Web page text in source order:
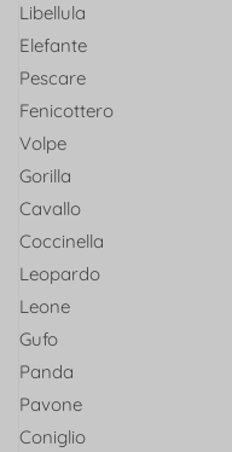
Libellula
Elefante
Pescare
Fenicottero
Volpe
Gorilla
Cavallo
Coccinella
Leopardo
Leone
Gufo
Panda
Pavone
Coniglio